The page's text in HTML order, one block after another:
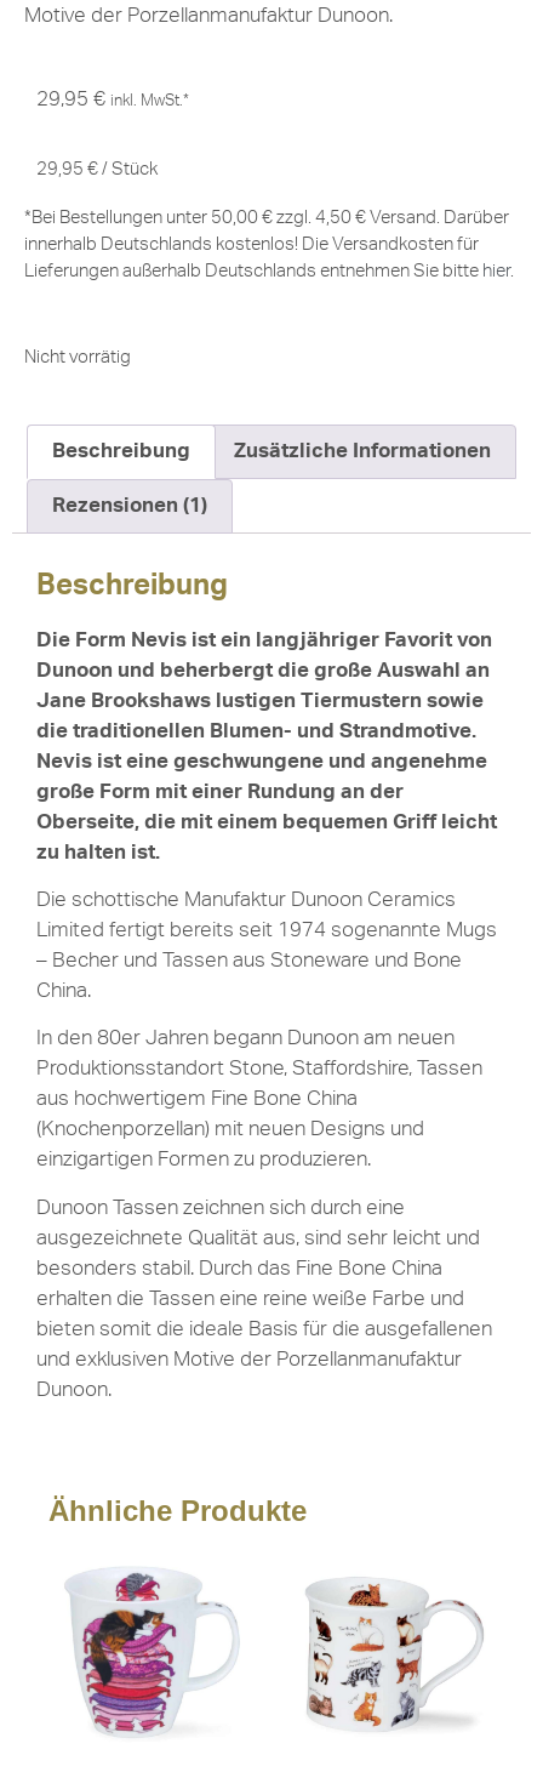
Motive der Porzellanmanufaktur Dunoon.
29,95 € inkl. MwSt.*
29,95 € / Stück
*Bei Bestellungen unter 50,00 € zzgl. 4,50 € Versand. Darüber
innerhalb Deutschlands kostenlos! Die Versandkosten für
Lieferungen außerhalb Deutschlands entnehmen Sie bitte hier.
Nicht vorrätig
Beschreibung Zusätzliche Informationen
Rezensionen (1)
Beschreibung
Die Form Nevis ist ein langjähriger Favorit von
Dunoon und beherbergt die große Auswahl an
Jane Brookshaws lustigen Tiermustern sowie
die traditionellen Blumen- und Strandmotive.
Nevis ist eine geschwungene und angenehme
große Form mit einer Rundung an der
Oberseite, die mit einem bequemen Griff leicht
zu halten ist.
Die schottische Manufaktur Dunoon Ceramics
Limited fertigt bereits seit 1974 sogenannte Mugs
– Becher und Tassen aus Stoneware und Bone
China.
In den 80er Jahren begann Dunoon am neuen
Produktionsstandort Stone, Staffordshire, Tassen
aus hochwertigem Fine Bone China
(Knochenporzellan) mit neuen Designs und
einzigartigen Formen zu produzieren.
Dunoon Tassen zeichnen sich durch eine
ausgezeichnete Qualität aus, sind sehr leicht und
besonders stabil. Durch das Fine Bone China
erhalten die Tassen eine reine weiße Farbe und
bieten somit die ideale Basis für die ausgefallenen
und exklusiven Motive der Porzellanmanufaktur
Dunoon.
Ähnliche Produkte